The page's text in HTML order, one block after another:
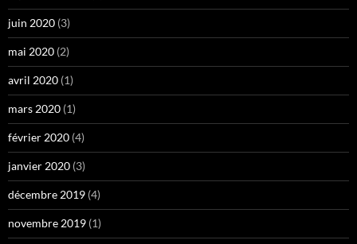
juin 2020 (3)
mai 2020 (2)
avril 2020 (1)
mars 2020 (1)
février 2020 (4)
janvier 2020 (3)
décembre 2019 (4)
novembre 2019 (1)